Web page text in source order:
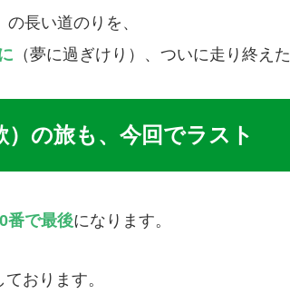
長い道のりを、
（夢に過ぎけり）、ついに走り終えた
の旅も、今回でラスト
番で最後になります。
ております。